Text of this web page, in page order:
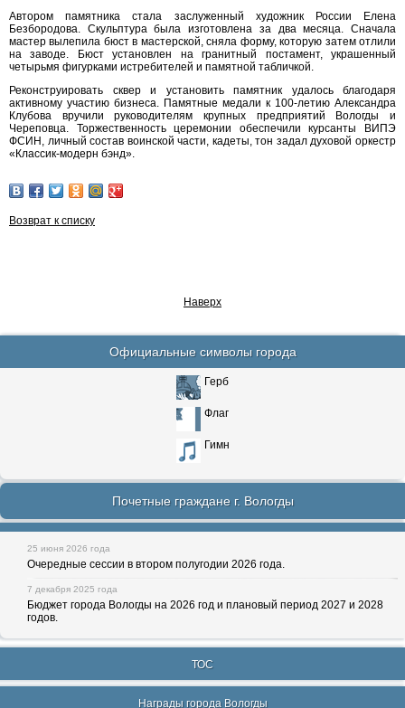
Автором памятника стала заслуженный художник России Елена
Безбородова. Скульптура была изготовлена за два месяца. Сначала
мастер вылепила бюст в мастерской, сняла форму, которую затем отлили
на заводе. Бюст установлен на гранитный постамент, украшенный
четырьмя фигурками истребителей и памятной табличкой.
Реконструировать сквер и установить памятник удалось благодаря
активному участию бизнеса. Памятные медали к 100-летию Александра
Клубова вручили руководителям крупных предприятий Вологды и
Череповца. Торжественность церемонии обеспечили курсанты ВИПЭ
ФСИН, личный состав воинской части, кадеты, тон задал духовой оркестр
«Классик-модерн бэнд».
Возврат к списку
Наверх
Официальные символы города
Герб
Флаг
Гимн
Почетные граждане г. Вологды
25 июня 2026 года
Очередные сессии в втором полугодии 2026 года.
7 декабря 2025 года
Бюджет города Вологды на 2026 год и плановый период 2027 и 2028
годов.
ТОС
Награды города Вологды